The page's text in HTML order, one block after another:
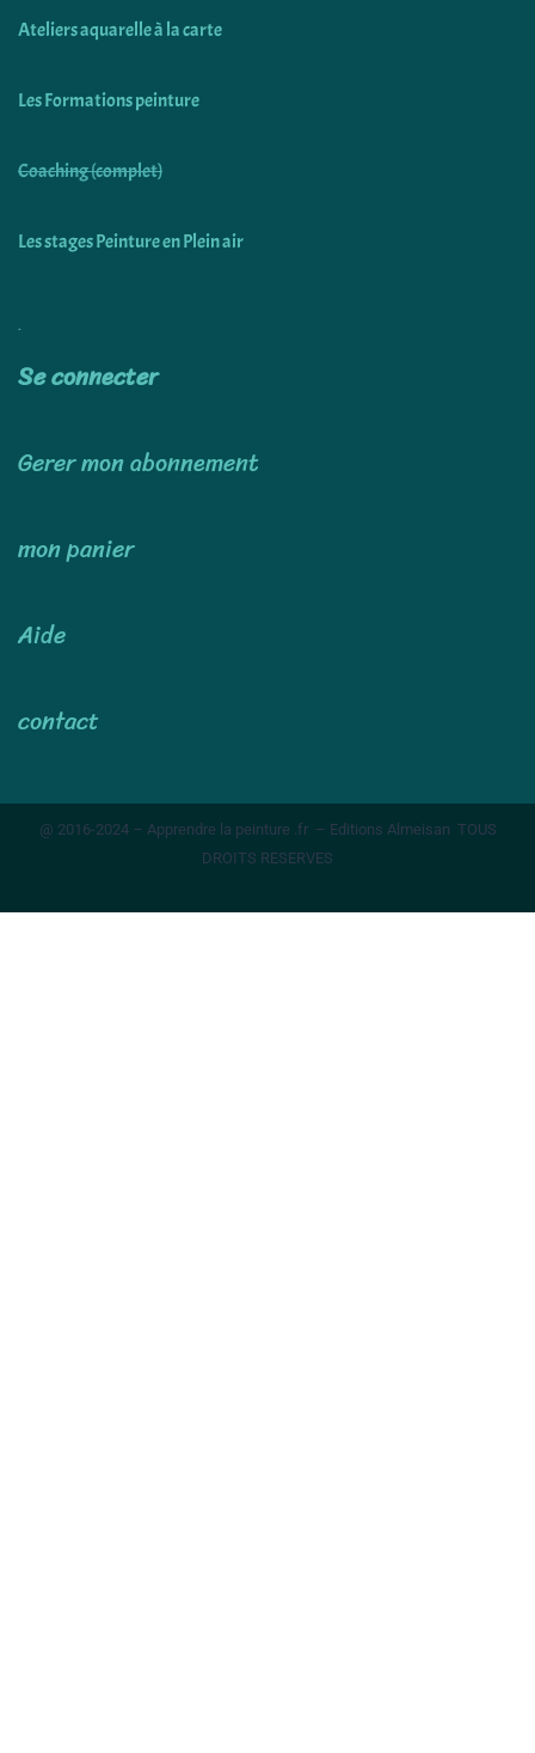
Ateliers aquarelle à la carte
Les Formations peinture
Coaching (complet)
Les stages Peinture en Plein air
Se connecter
Gerer mon abonnement
mon panier
Aide
contact
@ 2016-2024 – Apprendre la peinture .fr – Editions Almeisan TOUS
DROITS RESERVES